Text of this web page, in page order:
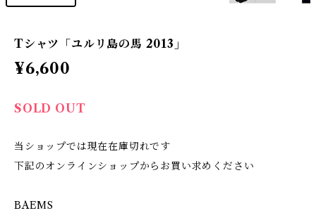
Tシャツ「ユルリ島の馬 2013」
¥6,600
SOLD OUT
当ショップでは現在在庫切れです
下記のオンラインショップからお買い求めください
BAEMS